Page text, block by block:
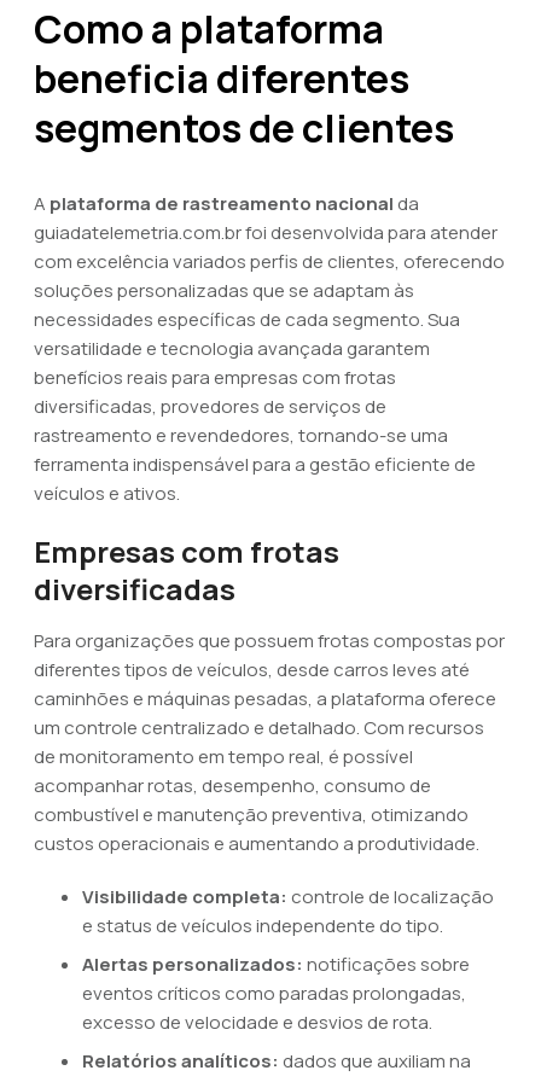
Como a plataforma
beneficia diferentes
segmentos de clientes
A plataforma de rastreamento nacional da
guiadatelemetria.com.br foi desenvolvida para atender
com excelência variados perfis de clientes, oferecendo
soluções personalizadas que se adaptam às
necessidades específicas de cada segmento. Sua
versatilidade e tecnologia avançada garantem
benefícios reais para empresas com frotas
diversificadas, provedores de serviços de
rastreamento e revendedores, tornando-se uma
ferramenta indispensável para a gestão eficiente de
veículos e ativos.
Empresas com frotas
diversificadas
Para organizações que possuem frotas compostas por
diferentes tipos de veículos, desde carros leves até
caminhões e máquinas pesadas, a plataforma oferece
um controle centralizado e detalhado. Com recursos
de monitoramento em tempo real, é possível
acompanhar rotas, desempenho, consumo de
combustível e manutenção preventiva, otimizando
custos operacionais e aumentando a produtividade.
Visibilidade completa: controle de localização
e status de veículos independente do tipo.
Alertas personalizados: notificações sobre
eventos críticos como paradas prolongadas,
excesso de velocidade e desvios de rota.
Relatórios analíticos: dados que auxiliam na